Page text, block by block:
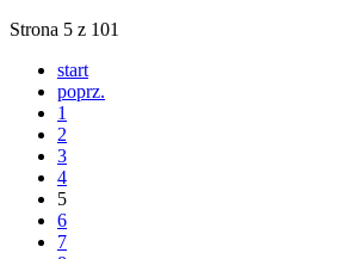
Strona 5 z 101
start
poprz.
1
2
3
4
5
6
7